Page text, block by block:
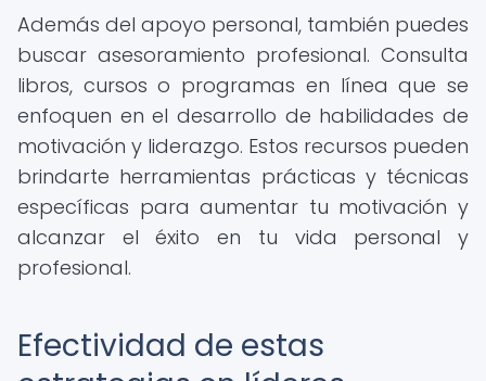
Además del apoyo personal, también puedes
buscar asesoramiento profesional. Consulta
libros, cursos o programas en línea que se
enfoquen en el desarrollo de habilidades de
motivación y liderazgo. Estos recursos pueden
brindarte herramientas prácticas y técnicas
específicas para aumentar tu motivación y
alcanzar el éxito en tu vida personal y
profesional.
Efectividad de estas